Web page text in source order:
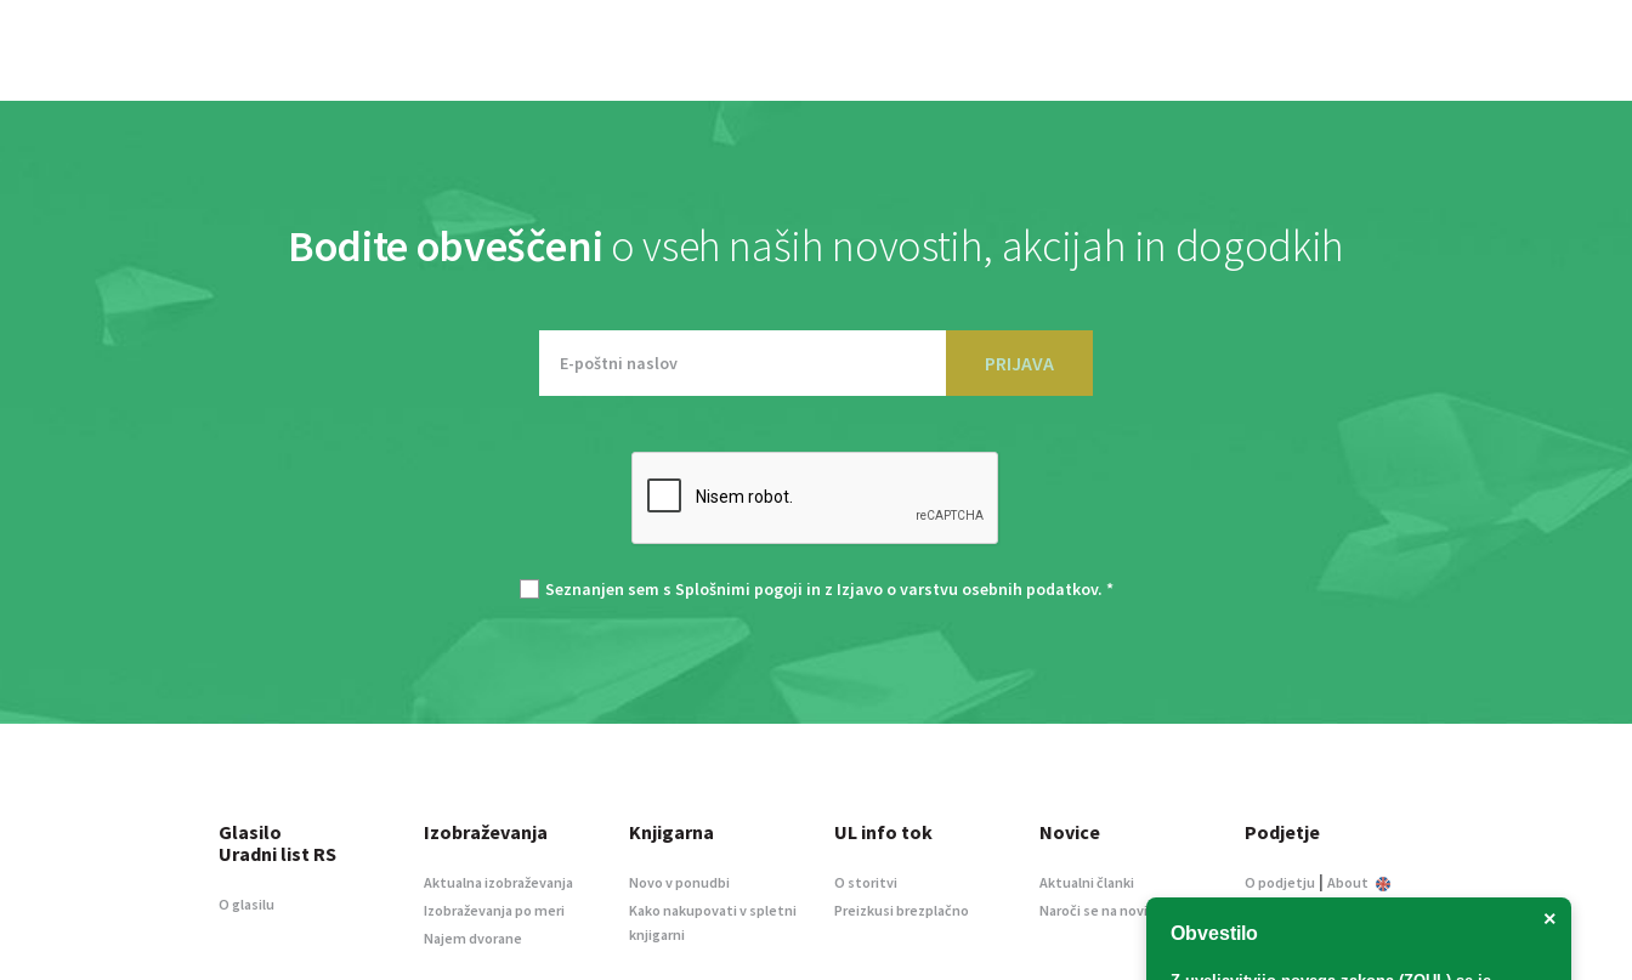
Bodite obveščeni o vseh naših novostih, akcijah in dogodkih
PRIJAVA
Seznanjen sem s Splošnimi pogoji in z Izjavo o varstvu osebnih podatkov. *
×
Obvestilo
Glasilo
Uradni list RS
O glasilu
Izobraževanja
Aktualna izobraževanja
Izobraževanja po meri
Najem dvorane
Knjigarna
Novo v ponudbi
Kako nakupovati v spletni
knjigarni
UL info tok
O storitvi
Preizkusi brezplačno
Novice
Aktualni članki
Naroči se na novice
Podjetje
O podjetju | About
Informacije javnega